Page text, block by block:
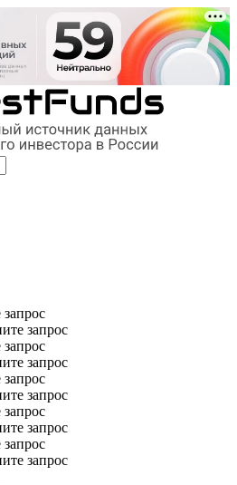
запрос
запрос
запрос
запрос
запрос
запрос
запрос
запрос
запрос
запрос